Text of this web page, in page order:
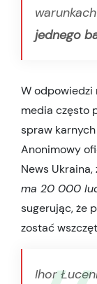
jednego
W odpowiedzi
media często
spraw
Anonimowy
News Ukraina,
ma 20 000
sugerując, że
zostać
Ihor